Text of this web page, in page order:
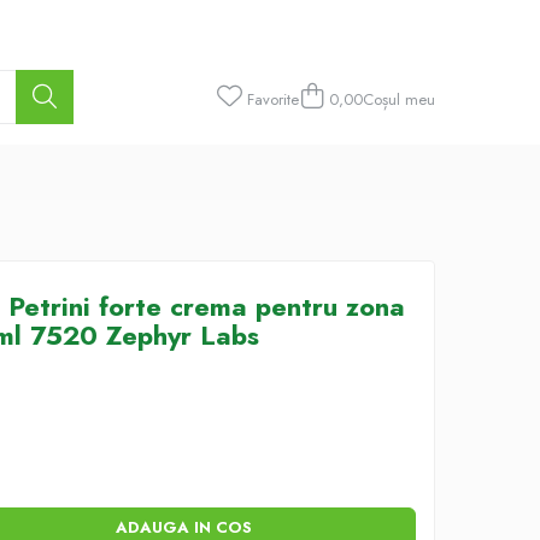
Favorite 0,00Coșul meu
forte crema pentru zona
7520 Zephyr Labs
ADAUGA IN COS